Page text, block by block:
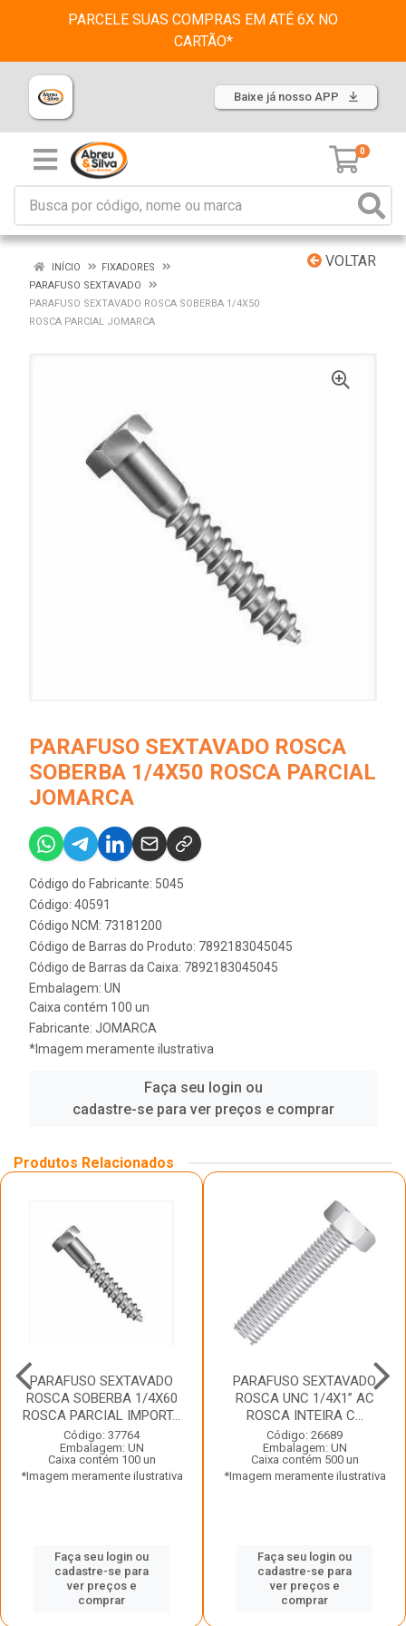
PARCELE SUAS COMPRAS EM ATÉ 6X NO
CARTÃO*
Baixe já nosso APP
0
VOLTAR
INÍCIO
FIXADORES
PARAFUSO SEXTAVADO
PARAFUSO SEXTAVADO ROSCA SOBERBA 1/4X50
ROSCA PARCIAL JOMARCA
PARAFUSO SEXTAVADO ROSCA
SOBERBA 1/4X50 ROSCA PARCIAL
JOMARCA
Código do Fabricante: 5045
Código: 40591
Código NCM: 73181200
Código de Barras do Produto: 7892183045045
Código de Barras da Caixa: 7892183045045
Embalagem: UN
Caixa contém 100 un
Fabricante: JOMARCA
*Imagem meramente ilustrativa
Faça seu login ou
cadastre-se para ver preços e comprar
Produtos Relacionados
PARAFUSO SEXTAVADO
ROSCA SOBERBA 1/4X60
ROSCA PARCIAL IMPORT...
Código: 37764
Embalagem: UN
Caixa contém 100 un
*Imagem meramente ilustrativa
Faça seu login ou
cadastre-se para
ver preços e
comprar
PARAFUSO SEXTAVADO
ROSCA UNC 1/4X1” AC
ROSCA INTEIRA C...
Código: 26689
Embalagem: UN
Caixa contém 500 un
*Imagem meramente ilustrativa
Faça seu login ou
cadastre-se para
ver preços e
comprar